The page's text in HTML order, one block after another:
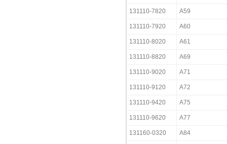
131110-7820 A59
131110-7920 A60
131110-8020 A61
131110-8820 A69
131110-9020 A71
131110-9120 A72
131110-9420 A75
131110-9620 A77
131160-0320 A84